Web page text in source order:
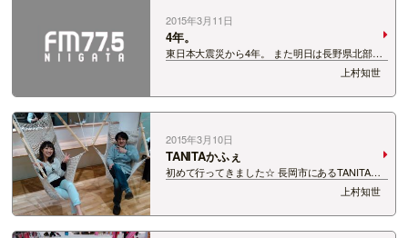
2015年3月11日
4年。
東日本大震災から4年。 また明日は長野県北部を
震源とする地震から4年。 当時私は生放送中。 あ
の時感じた、恐怖や不安、今も覚えています。 ま
だまだですよね。。。 まだまだまだまだ足りてい
ない。。。 でも、少しずつ前に進ん…
上村知世
2015年3月10日
TANITAかふぇ
初めて行ってきました☆ 長岡市にあるTANITAか
ふぇ!! ハンモックチェアがたまんない！！ 朝から
テンションあがったわー↑↑ 人気DJのミノル ク
リスさんと一緒にｗ そして、初めてのアオラジ見
学も★ ひとみんがんばー♪…
上村知世